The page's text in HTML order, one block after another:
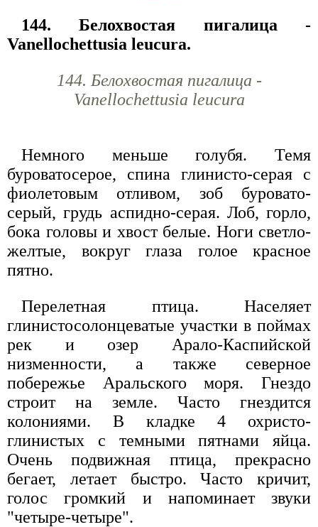
144. Белохвостая пигалица -
Vanellochettusia leucura.
144. Белохвостая пигалица -
Vanellochettusia leucura
Немного меньше голубя. Темя
буроватосерое, спина глинисто-серая с
фиолетовым отливом, зоб буровато-
серый, грудь аспидно-серая. Лоб, горло,
бока головы и хвост белые. Ноги светло-
желтые, вокруг глаза голое красное
пятно.
Перелетная птица. Населяет
глинистосолонцеватые участки в поймах
рек и озер Арало-Каспийской
низменности, а также северное
побережье Аральского моря. Гнездо
строит на земле. Часто гнездится
колониями. В кладке 4 охристо-
глинистых с темными пятнами яйца.
Очень подвижная птица, прекрасно
бегает, летает быстро. Часто кричит,
голос громкий и напоминает звуки
"четыре-четыре".